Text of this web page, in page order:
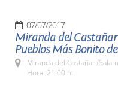
07/07/2017
Miranda del Castañar
Pueblos Más Bonito
Miranda del Castañar
Hora: 21:00 h.